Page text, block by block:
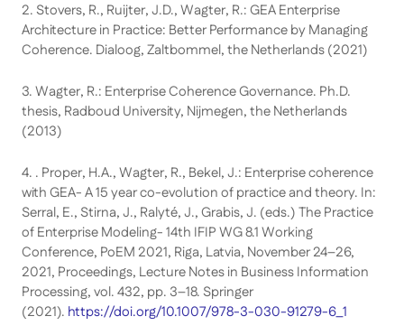
2. Stovers, R., Ruijter, J.D., Wagter, R.: GEA Enterprise
Architecture in Practice: Better Performance by Managing
Coherence. Dialoog, Zaltbommel, the Netherlands (2021)
3. Wagter, R.: Enterprise Coherence Governance. Ph.D.
thesis, Radboud University, Nijmegen, the Netherlands
(2013)
4. . Proper, H.A., Wagter, R., Bekel, J.: Enterprise coherence
with GEA- A 15 year co-evolution of practice and theory. In:
Serral, E., Stirna, J., Ralyté, J., Grabis, J. (eds.) The Practice
of Enterprise Modeling- 14th IFIP WG 8.1 Working
Conference, PoEM 2021, Riga, Latvia, November 24–26,
2021, Proceedings, Lecture Notes in Business Information
Processing, vol. 432, pp. 3–18. Springer
(2021). https://doi.org/10.1007/978-3-030-91279-6_1